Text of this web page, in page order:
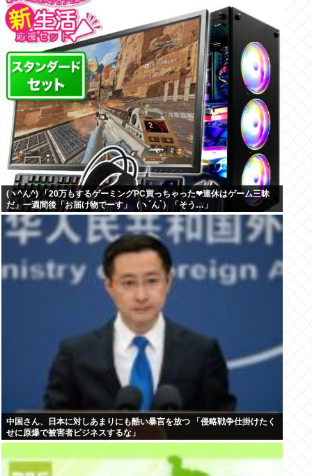
(ヽ^ん^) 「20万もするゲーミングPC買っちゃった❤連休はゲーム三昧
だ」一週間後「お届け物でーす」（ヽ´ん`）「そう…」
中国さん、日本に対しあまりにも酷い暴言を放つ 「侵略戦争仕掛けたく
せに原爆で被害者ビジネスするな」